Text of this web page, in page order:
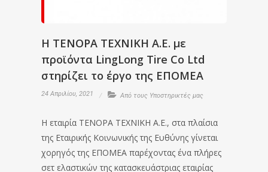
Η ΤΕΝΟΡΑ ΤΕΧΝΙΚΗ Α.Ε. με
προϊόντα LingLong Tire Co Ltd
στηρίζει το έργο της ΕΠΟΜΕΑ
24 Απριλίου, 2021 Από τους Υποστηρικτές μας
Η εταιρία ΤΕΝΟΡΑ ΤΕΧΝΙΚΗ Α.Ε., στα πλαίσια
της Εταιρικής Κοινωνικής της Ευθύνης γίνεται
χορηγός της ΕΠΟΜΕΑ παρέχοντας ένα πλήρες
σετ ελαστικών της κατασκευάστριας εταιρίας